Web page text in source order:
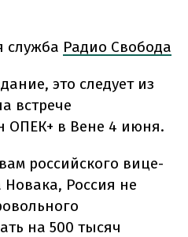
служба Радио Свобода
это следует из
встрече
ОПЕК+ в Вене 4 июня.
российского вице-
Россия не
на 500 тысяч